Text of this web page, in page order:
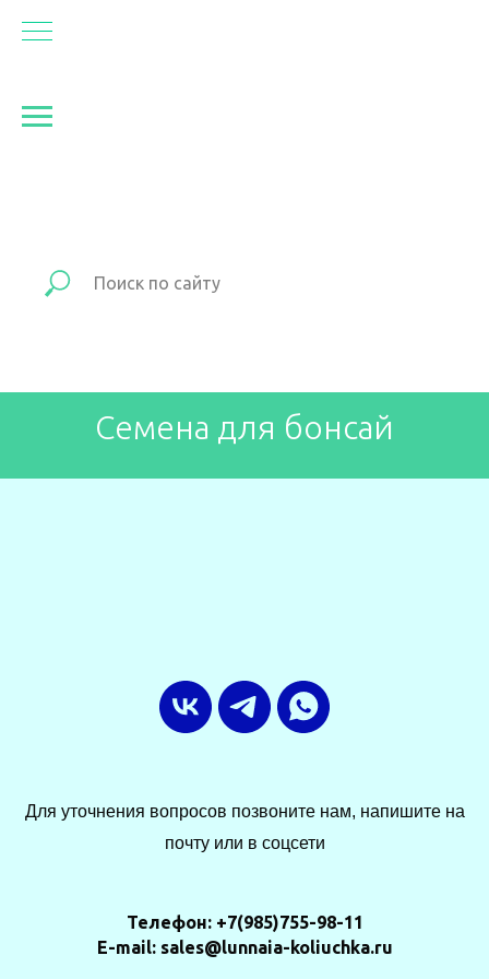
Семена для бонсай
Для уточнения вопросов позвоните нам, напишите на
почту или в соцсети
Телефон: +7(985)755-98-11
E-mail: sales@lunnaia-koliuchka.ru